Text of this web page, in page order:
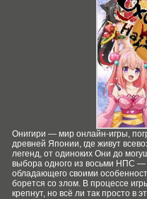
Онигири — мир онлайн-игры,
древней Японии, где живут
легенд, от одиноких Они до
выбора одного из восьми НПС —
обладающего своими
борется со злом. В процессе
крепнут, но всё ли так просто в